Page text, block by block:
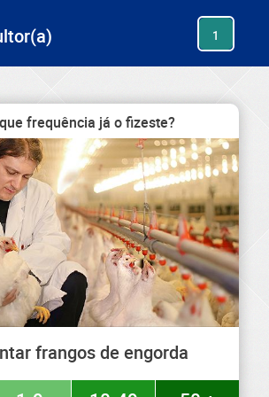
1
frequência já o fizeste?
frangos de engorda